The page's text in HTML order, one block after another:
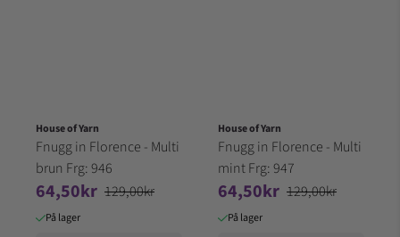
House of Yarn
Fnugg in Florence - Multi
brun Frg: 946
64,50kr 129,00kr
På lager
House of Yarn
Fnugg in Florence - Multi
mint Frg: 947
64,50kr 129,00kr
På lager